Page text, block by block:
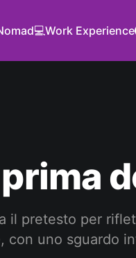
💻Work Experience
prima
il pretesto per
con uno sguardo